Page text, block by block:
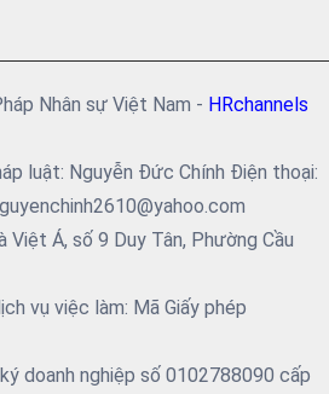
Nhân sự Việt Nam - HRchannels
luật: Nguyễn Đức Chính Điện thoại:
Việt Á, số 9 Duy Tân, Phường Cầu
vụ việc làm: Mã Giấy phép
doanh nghiệp số 0102788090 cấp